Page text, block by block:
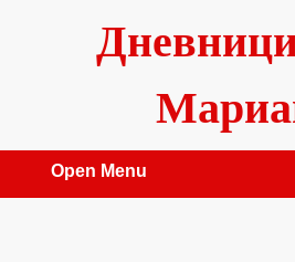
Open Menu